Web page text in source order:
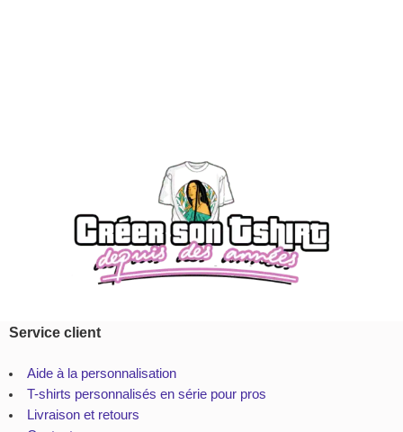
Service client
Aide à la personnalisation
T-shirts personnalisés en série pour pros
Livraison et retours